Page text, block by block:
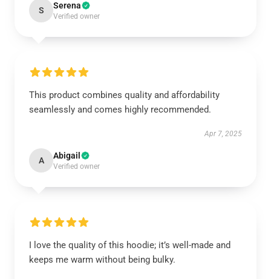
S Serena
Verified owner
This product combines quality and affordability
seamlessly and comes highly recommended.
Apr 7, 2025
A Abigail
Verified owner
I love the quality of this hoodie; it’s well-made and
keeps me warm without being bulky.